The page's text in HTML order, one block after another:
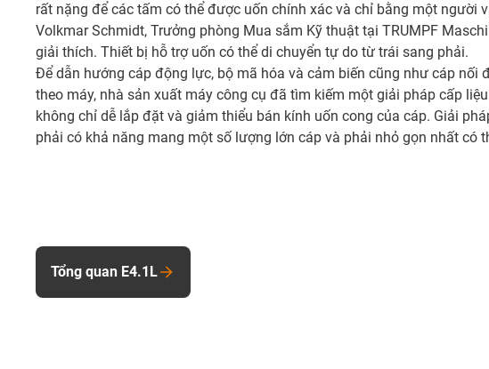
rất nặng để các tấm có thể được uốn chính xác và chỉ bằng một người
Volkmar Schmidt, Trưởng phòng Mua sắm Kỹ thuật tại TRUMPF
giải thích. Thiết bị hỗ trợ uốn có thể di chuyển tự do từ trái sang phải.
Để dẫn hướng cáp động lực, bộ mã hóa và cảm biến cũng như cáp nối
theo máy, nhà sản xuất máy công cụ đã tìm kiếm một giải pháp cấp
không chỉ dễ lắp đặt và giảm thiểu bán kính uốn cong của cáp. Giải
phải có khả năng mang một số lượng lớn cáp và phải nhỏ gọn nhất có
Tổng quan E4.1L